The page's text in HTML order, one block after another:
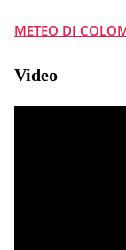
METEO DI
Video